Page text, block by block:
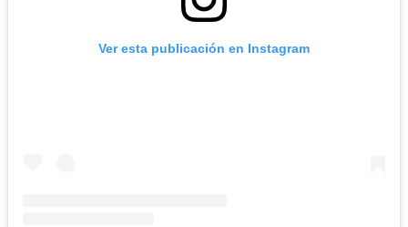
Ver esta publicación en Instagram